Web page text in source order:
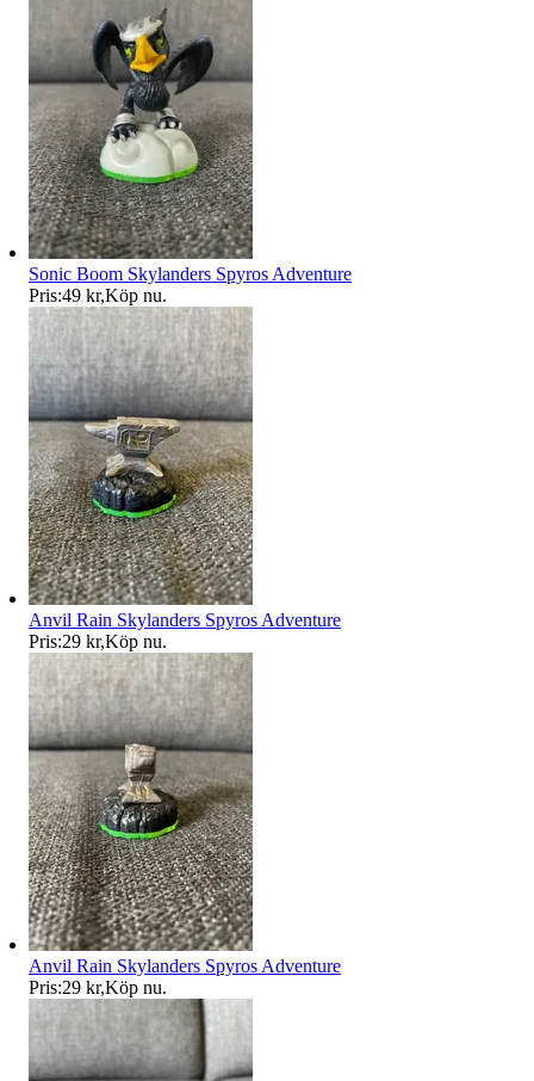
Sonic Boom Skylanders Spyros Adventure
Pris:49 kr,Köp nu.
Anvil Rain Skylanders Spyros Adventure
Pris:29 kr,Köp nu.
Anvil Rain Skylanders Spyros Adventure
Pris:29 kr,Köp nu.